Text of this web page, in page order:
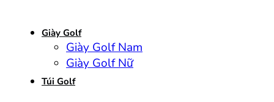
Giày Golf
Giày Golf Nam
Giày Golf Nữ
Túi Golf